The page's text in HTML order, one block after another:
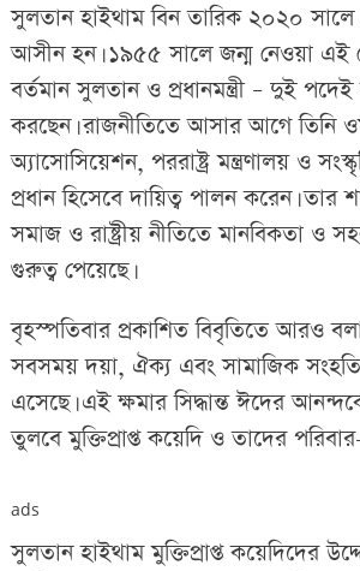
সুলতান হাইথাম বিন তারিক ২০২০ সালে
আসীন হন। ১৯৫৫ সালে জন্ম নেওয়া এই
বর্তমান সুলতান ও প্রধানমন্ত্রী – দুই পদেই
করছেন। রাজনীতিতে আসার আগে তিনি
অ্যাসোসিয়েশন, পররাষ্ট্র মন্ত্রণালয় ও
প্রধান হিসেবে দায়িত্ব পালন করেন। তার
সমাজ ও রাষ্ট্রীয় নীতিতে মানবিকতা ও
গুরুত্ব পেয়েছে।
বৃহস্পতিবার প্রকাশিত বিবৃতিতে আরও
সবসময় দয়া, ঐক্য এবং সামাজিক
এসেছে। এই ক্ষমার সিদ্ধান্ত ঈদের
তুলবে মুক্তিপ্রাপ্ত কয়েদি ও তাদের
ads
সুলতান হাইথাম মুক্তিপ্রাপ্ত কয়েদিদের